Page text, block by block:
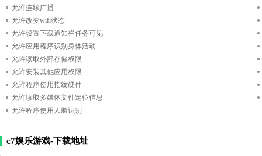
允许连续广播
允许改变wifi状态
允许设置下载通知栏任务可见
允许应用程序识别身体活动
允许读取外部存储权限
允许安装其他应用权限
允许程序使用指纹硬件
允许读取多媒体文件定位信息
允许程序使用人脸识别
c7娱乐游戏-下载地址